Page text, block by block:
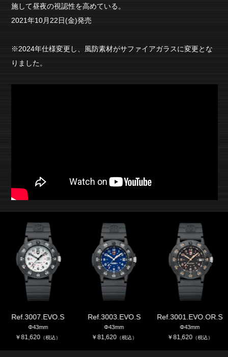
施して昼夜の視認性を高めている。
2021年10月22日(金)発売
※2024年仕様変更し、風防素材がサファイアガラスに変更とな
りました。
Ref.3007.EVO.S
Φ43mm
￥81,620 （税込）
Ref.3003.EVO.S
Φ43mm
￥81,620（税込）
Ref.3001.EVO.OR.S
Φ43mm
￥81,620 （税込）